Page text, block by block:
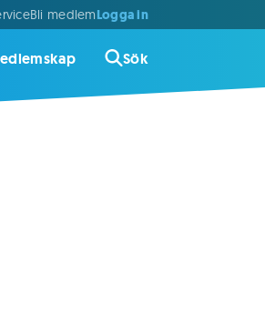
Bli medlemLogga in
Sök